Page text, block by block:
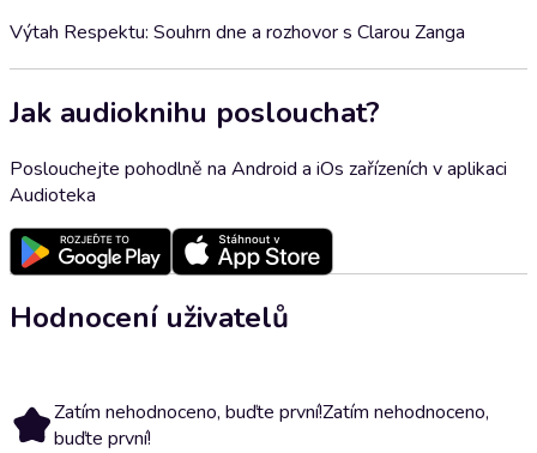
Výtah Respektu: Souhrn dne a rozhovor s Clarou Zanga
Jak audioknihu poslouchat?
Poslouchejte pohodlně na Android a iOs zařízeních v aplikaci
Audioteka
Hodnocení uživatelů
Zatím nehodnoceno, buďte první!Zatím nehodnoceno,
buďte první!